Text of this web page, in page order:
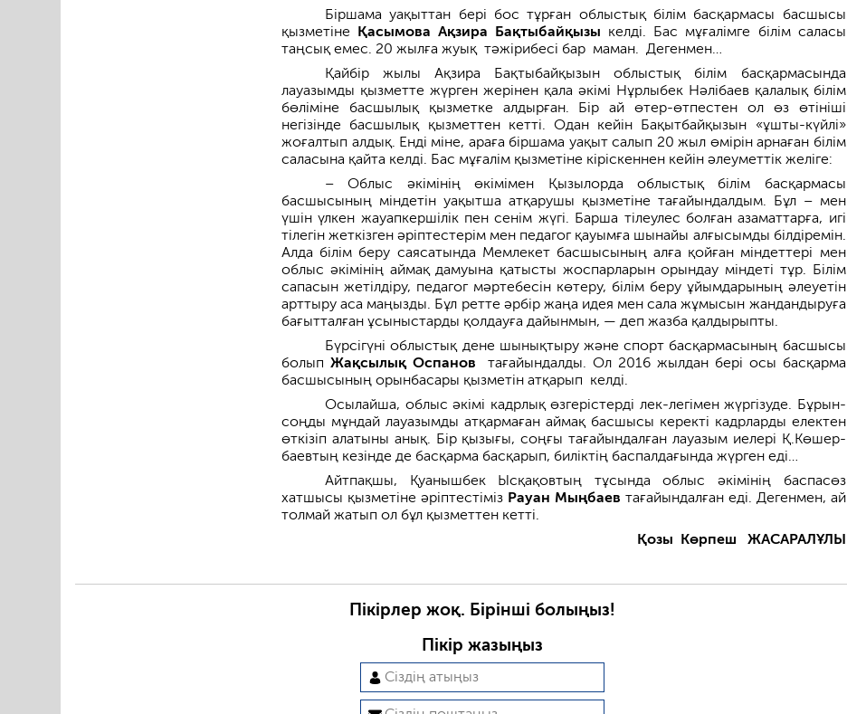
Біршама уақыттан бері бос тұрған облыстық білім басқармасы басшысы
қызметіне Қасымова Ақзира Бақтыбайқызы келді. Бас мұғалімге білім саласы
таңсық емес. 20 жылға жуық тәжірибесі бар маман. Дегенмен…
Қайбір жылы Ақзира Бақтыбайқызын облыстық білім басқармасында
лауазымды қызметте жүрген жерінен қала әкімі Нұр­лыбек Нәлібаев қалалық білім
бөлі­міне басшылық қызметке алдырғ­ан. Бір ай өтер-өтпестен ол өз өтініші
негізінде басшылық қызмет­тен кетті. Одан кейін Бақыт­байқызын «ұшты-күйлі»
жоғал­тып алдық. Енді міне, араға біршама уақыт салып 20 жыл өмірін арнаған білім
саласына қайта келді. Бас мұғалім қызметіне кіріскеннен кейін әлеуметтік желіге:­
– Облыс әкімінің өкімімен Қызылорда облыстық білім бас­қармасы
басшысының міндетін уақытша атқарушы қызметіне тағай­ындалдым. Бұл – мен
үшін үлкен жауапкершілік пен сенім жүгі. Барша тілеулес болған азаматтарға, игі
тілегін жеткізген әріп­тестерім мен педагог қауымға шынайы­ алғысымды білдіремін.
Алда білім беру саясатында Мем­лекет басшысының алға қойған міндеттері мен
облыс әкімінің аймақ дамуына қатысты жоспар­ларын орындау міндеті тұр. Білім
сапас­ын жетілдіру, педагог мәртебесін көтеру, білім беру ұйымдарының әлеуетін
арттыру аса маңызды. Бұл ретте әрбір жаңа идея мен сала жұмысын жандандыруға
бағыт­тал­ған ұсыныстарды қолдауға дайынмын, — деп жазба қалдырыпты.
Бүрсігүні облыстық дене шынықтыру және спорт басқармасының басшысы
болып Жақсылық Оспанов
тағайындалды. Ол 2016 жылдан бері осы басқарма
басшысының орынбасары қызметін атқарып­ келді.
Осылайша, облыс әкімі кадрлық өзгерістерді лек-легімен жүр­гізуде. Бұрын-
соңды мұндай лауазымды атқармаған аймақ басшысы керекті кадрларды електен
өткізіп алатыны анық. Бір қызығы, соңғы тағайындалған лауазым иелері Қ.Көшер­
баевтың кезінде де бас­қарма бас­қа­рып, биліктің баспалдағында жүр­ген еді…
Айтпақшы, Қуанышбек Ысқақовтың тұсында облыс әкімінің баспасөз
хатшысы қызметіне әріп­тестіміз Рауан Мыңбаев тағайын­далған еді. Дегенмен, ай
толмай жатып ол бұл қызметтен кетті.
Қозы Көрпеш ЖАСАРАЛҰЛЫ
Пікірлер жоқ. Бірінші болыңыз!
Пікір жазыңыз